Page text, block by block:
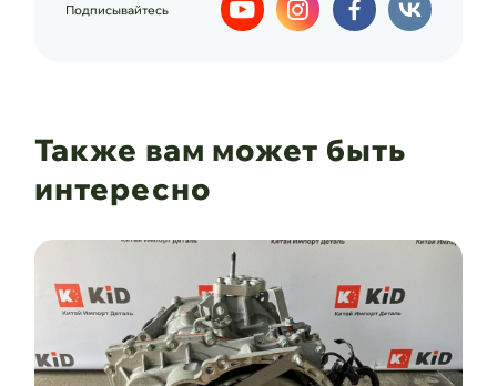
Подписывайтесь
Также вам может быть
интересно